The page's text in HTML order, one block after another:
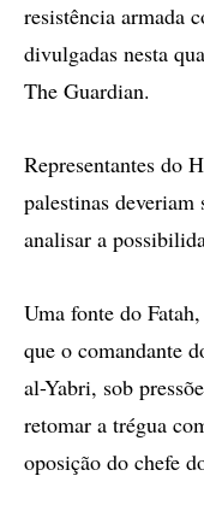
resistência armada
divulgadas nesta
The Guardian.
Representantes do
palestinas
analisar a
Uma fonte do
que o comandante
al-Yabri, sob
retomar a trégua
oposição do chefe